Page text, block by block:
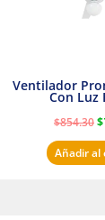
Ventilador
Con Luz
$854.30$
Añadir al